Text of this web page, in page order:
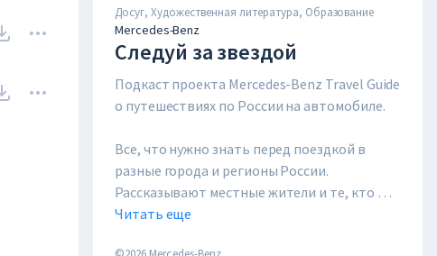
Досуг, Художественная литература, Образование
Mercedes-Benz
Следуй за звездой
Подкаст проекта Mercedes-Benz Travel Guide
о путешествиях по России на автомобиле.
Все, что нужно знать перед поездкой в
разные города и регионы России.
Рассказывают местные жители и те, кто
действительно хорошо знает, куда идти,
Читать еще